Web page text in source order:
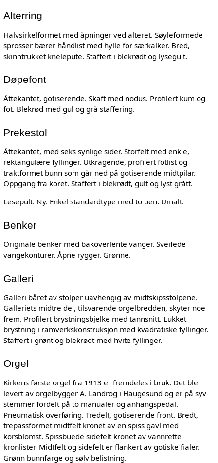
Alterring
Halvsirkelformet med åpninger ved alteret. Søyleformede
sprosser bærer håndlist med hylle for særkalker. Bred,
skinntrukket knelepute. Staffert i blekrødt og lysegult.
Døpefont
Åttekantet, gotiserende. Skaft med nodus. Profilert kum og
fot. Blekrød med gul og grå staffering.
Prekestol
Åttekantet, med seks synlige sider. Storfelt med enkle,
rektangulære fyllinger. Utkragende, profilert fotlist og
traktformet bunn som går ned på gotiserende midtpilar.
Oppgang fra koret. Staffert i blekrødt, gult og lyst grått.
Lesepult. Ny. Enkel standardtype med to ben. Umalt.
Benker
Originale benker med bakoverlente vanger. Sveifede
vangekonturer. Åpne rygger. Grønne.
Galleri
Galleri båret av stolper uavhengig av midtskipsstolpene.
Galleriets midtre del, tilsvarende orgelbredden, skyter noe
frem. Profilert brystningsbjelke med tannsnitt. Lukket
brystning i ramverkskonstruksjon med kvadratiske fyllinger.
Staffert i grønt og blekrødt med hvite fyllinger.
Orgel
Kirkens første orgel fra 1913 er fremdeles i bruk. Det ble
levert av orgelbygger A. Landrog i Haugesund og er på syv
stemmer fordelt på to manualer og anhangspedal.
Pneumatisk overføring. Tredelt, gotiserende front. Bredt,
trepassformet midtfelt kronet av en spiss gavl med
korsblomst. Spissbuede sidefelt kronet av vannrette
kronlister. Midtfelt og sidefelt er flankert av gotiske fialer.
Grønn bunnfarge og sølv belistning.